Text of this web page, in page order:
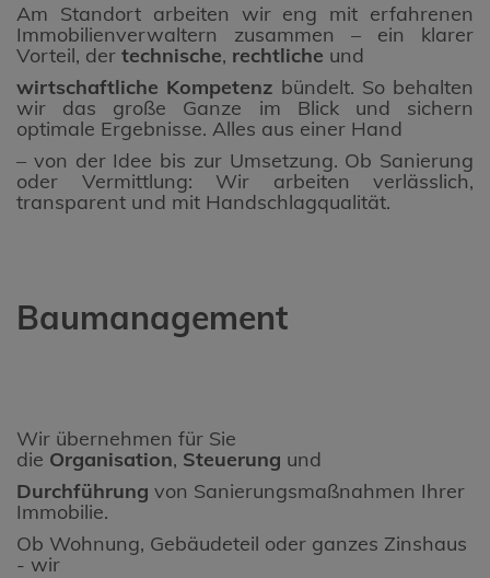
Am Standort arbeiten wir eng mit erfahrenen
Immobilienverwaltern zusammen – ein klarer
Vorteil, der technische, rechtliche und
wirtschaftliche Kompetenz bündelt. So behalten
wir das große Ganze im Blick und sichern
optimale Ergebnisse. Alles aus einer Hand
– von der Idee bis zur Umsetzung. Ob Sanierung
oder Vermittlung: Wir arbeiten verlässlich,
transparent und mit Handschlagqualität.
Baumanagement
Wir übernehmen für Sie
die Organisation, Steuerung und
Durchführung von Sanierungsmaßnahmen Ihrer
Immobilie.
Ob Wohnung, Gebäudeteil oder ganzes Zinshaus
- wir